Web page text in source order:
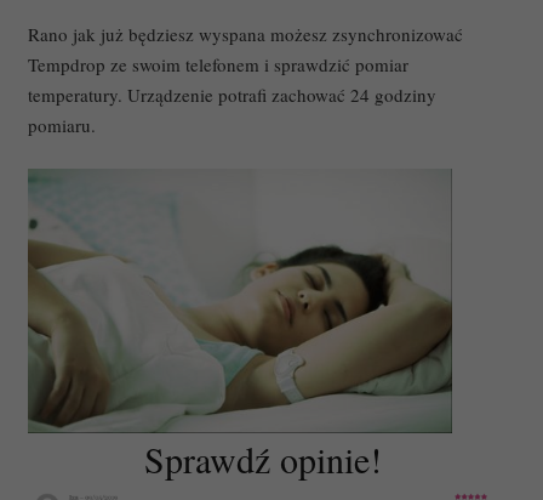
Rano jak już będziesz wyspana możesz zsynchronizować
Tempdrop ze swoim telefonem i sprawdzić pomiar
temperatury. Urządzenie potrafi zachować 24 godziny
pomiaru.
Sprawdź opinie!